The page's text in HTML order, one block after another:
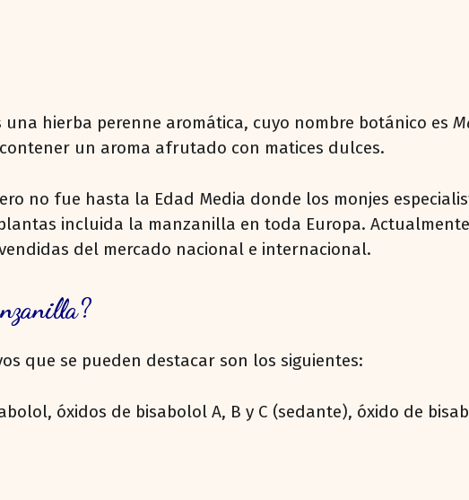
hierba perenne aromática, cuyo nombre botánico es
un aroma afrutado con matices dulces.
no fue hasta la Edad Media donde los monjes
incluida la manzanilla en toda Europa.
del mercado nacional e internacional.
que se pueden destacar son los siguientes:
óxidos de bisabolol A, B y C (sedante), óxido de